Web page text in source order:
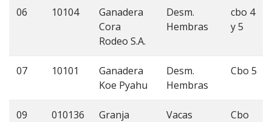
06 10104
Ganadera
Cora
Rodeo S.A.
Desm.
Hembras
cbo 4
y 5
07 10101
Ganadera
Koe Pyahu
Desm.
Hembras
Cbo 5
09 010136
Granja
Vacas
Cbo